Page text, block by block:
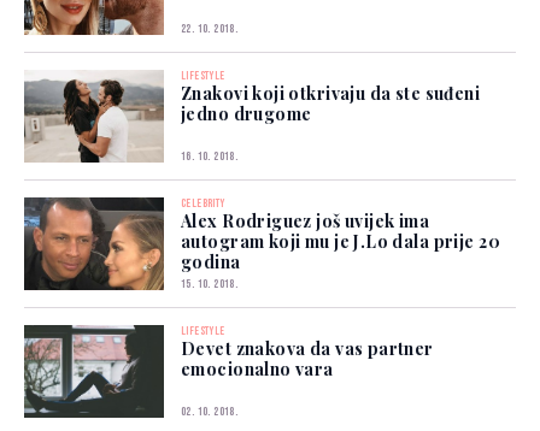
22. 10. 2018.
LIFESTYLE
Znakovi koji otkrivaju da ste suđeni
jedno drugome
16. 10. 2018.
CELEBRITY
Alex Rodriguez još uvijek ima
autogram koji mu je J.Lo dala prije 20
godina
15. 10. 2018.
LIFESTYLE
Devet znakova da vas partner
emocionalno vara
02. 10. 2018.